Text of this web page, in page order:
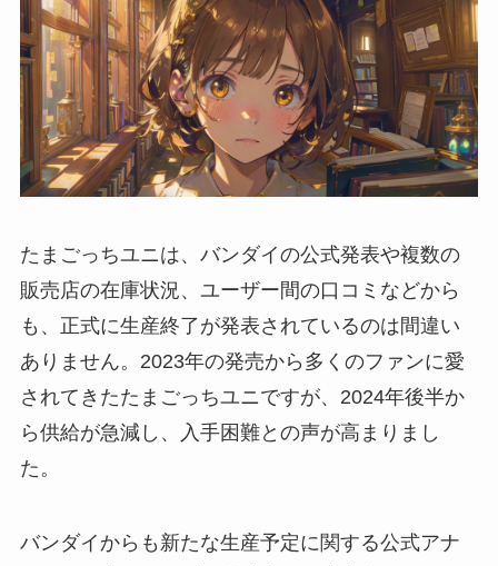
たまごっちユニは、バンダイの公式発表や複数の
販売店の在庫状況、ユーザー間の口コミなどから
も、正式に生産終了が発表されているのは間違い
ありません。2023年の発売から多くのファンに愛
されてきたたまごっちユニですが、2024年後半か
ら供給が急減し、入手困難との声が高まりまし
た。
バンダイからも新たな生産予定に関する公式アナ